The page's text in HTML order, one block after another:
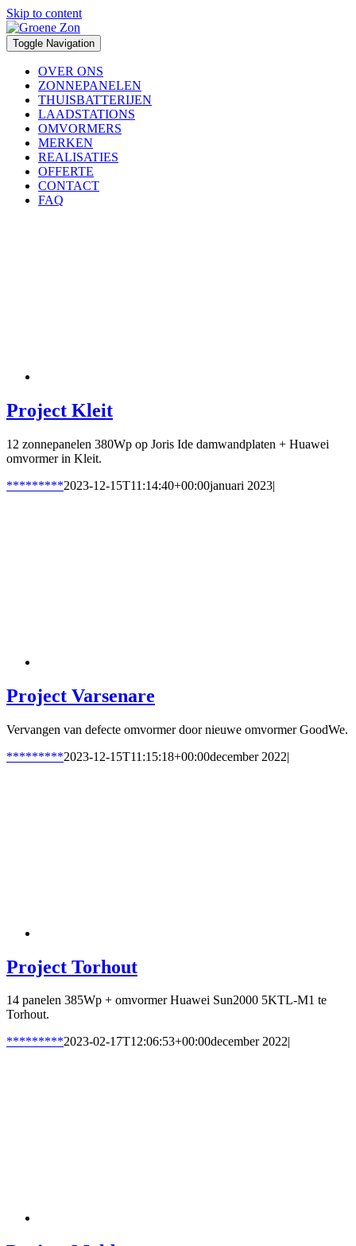
Skip to content
Toggle Navigation
OVER ONS
ZONNEPANELEN
THUISBATTERIJEN
LAADSTATIONS
OMVORMERS
MERKEN
REALISATIES
OFFERTE
CONTACT
FAQ
Project Kleit
12 zonnepanelen 380Wp op Joris Ide damwandplaten + Huawei
omvormer in Kleit.
*********2023-12-15T11:14:40+00:00januari 2023|
Project Varsenare
Vervangen van defecte omvormer door nieuwe omvormer GoodWe.
*********2023-12-15T11:15:18+00:00december 2022|
Project Torhout
14 panelen 385Wp + omvormer Huawei Sun2000 5KTL-M1 te
Torhout.
*********2023-02-17T12:06:53+00:00december 2022|